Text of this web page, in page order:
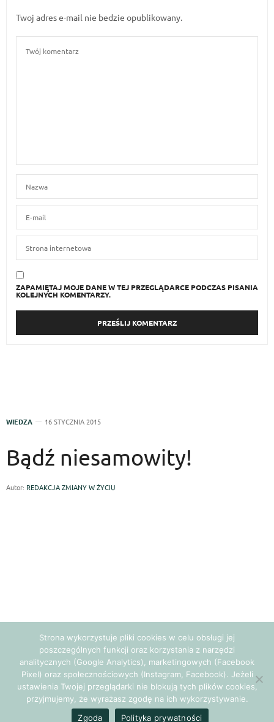
Twoj adres e-mail nie bedzie opublikowany.
ZAPAMIĘTAJ MOJE DANE W TEJ PRZEGLĄDARCE PODCZAS PISANIA
KOLEJNYCH KOMENTARZY.
WIEDZA 16 STYCZNIA 2015
Bądź niesamowity!
Autor: REDAKCJA ZMIANY W ŻYCIU
Strona wykorzystuje pliki cookies w celu obsługi jej
poszczególnych funkcji oraz korzystania z narzędzi
analitycznych (Google Analytics), marketingowych (Facebook
Pixel) oraz społecznościowych (Instagram, Facebook). Jeżeli
ustawienia Twojej przeglądarki nie blokują tych plików cookies,
przyjmujemy, że wyrażasz zgodę na ich wykorzystywanie.
Zgoda
Polityka prywatności